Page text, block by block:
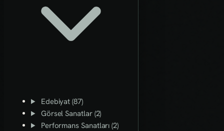
Edebiyat (87)
Görsel Sanatlar (2)
Performans Sanatları (2)